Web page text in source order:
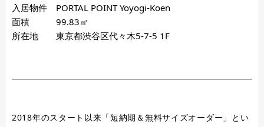
入居物件 PORTAL POINT Yoyogi-Koen
面積 99.83㎡
所在地 東京都渋谷区代々木5-7-5 1F
2018年のスタート以来「短納期＆無料サイズオーダー」とい